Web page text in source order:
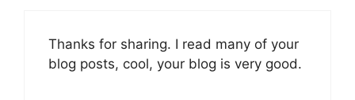
Thanks for sharing. I read many of your
blog posts, cool, your blog is very good.